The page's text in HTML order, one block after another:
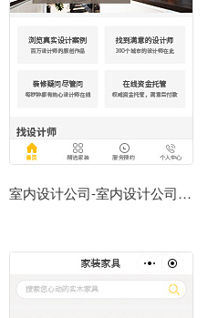
室内设计公司-室内设计公司小程序模板